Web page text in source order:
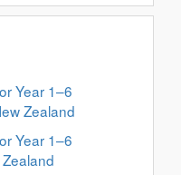
Year 1–6
Zealand
Year 1–6